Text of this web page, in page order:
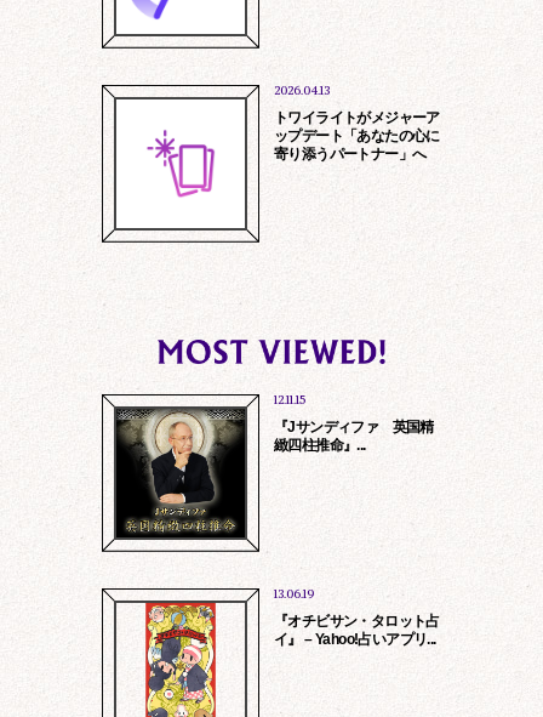
護方針 特定商取引に基
2026.04.13
トワイライトがメジャーア
ップデート「あなたの心に
寄り添うパートナー」へ
12.11.15
『Jサンディファ 英国精
緻四柱推命』...
13.06.19
『オチビサン・タロット占
イ』 – Yahoo!占いアプリ...